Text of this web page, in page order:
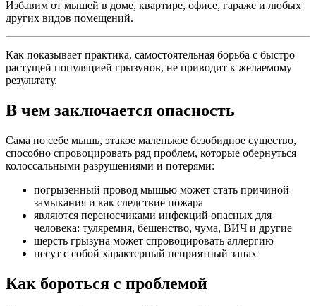
Избавим от мышей в доме, квартире, офисе, гараже и любых
других видов помещений.
Как показывает практика, самостоятельная борьба с быстро
растущей популяцией грызунов, не приводит к желаемому
результату.
В чем заключается опасность
Сама по себе мышь, этакое маленькое безобидное существо,
способно спровоцировать ряд проблем, которые обернуться
колоссальными разрушениями и потерями:
погрызенный провод мышью может стать причиной
замыкания и как следствие пожара
являются переносчиками инфекций опасных для
человека: туляремия, бешенство, чума, ВИЧ и другие
шерсть грызуна может спровоцировать аллергию
несут с собой характерный неприятный запах
Как бороться с проблемой